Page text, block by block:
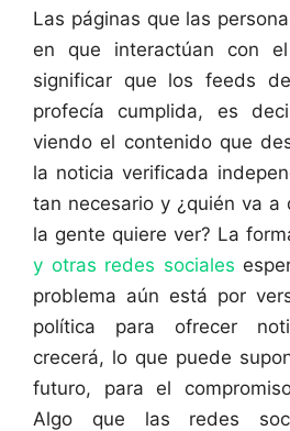
Las páginas que las
en que interactúan con
significar que los feeds
profecía cumplida, es
viendo el contenido que
la noticia verificada
tan necesario y ¿quién va a
la gente quiere ver? La
y otras redes sociales
problema aún está por
política para ofrecer
crecerá, lo que puede
futuro, para el
Algo que las redes